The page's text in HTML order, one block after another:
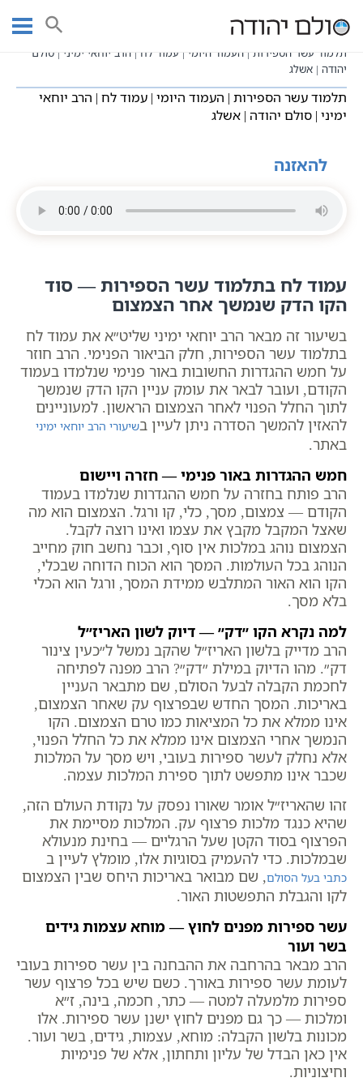
content
עמוד ראשי
שיעורי קבלה כתבי אשלג
בעל הסולם תלמוד עשר הספירות
תלמוד עשר הספירות | העמוד היומי | עמוד לח | הרב יוחאי ימיני | סולם
יהודה | אשלג
תלמוד עשר הספירות | העמוד היומי | עמוד לח | הרב יוחאי
ימיני | סולם יהודה | אשלג
להאזנה
עמוד לח בתלמוד עשר הספירות — סוד
הקו הדק שנמשך אחר הצמצום
בשיעור זה מבאר הרב יוחאי ימיני שליט״א את עמוד לח
בתלמוד עשר הספירות, חלק הביאור הפנימי. הרב חוזר
על חמש ההגדרות החשובות באור פנימי שנלמדו בעמוד
הקודם, ועובר לבאר את עומק עניין הקו הדק שנמשך
לתוך החלל הפנוי לאחר הצמצום הראשון. למעוניינים
להאזין להמשך הסדרה ניתן לעיין בשיעורי הרב יוחאי ימיני
באתר.
חמש ההגדרות באור פנימי — חזרה ויישום
הרב פותח בחזרה על חמש ההגדרות שנלמדו בעמוד
הקודם — צמצום, מסך, כלי, קו ורגל. הצמצום הוא מה
שאצל המקבל מקבץ את עצמו ואינו רוצה לקבל.
הצמצום נוהג במלכות אין סוף, וכבר נחשב חוק מחייב
הנוהג בכל העולמות. המסך הוא הכוח הדוחה שבכלי,
הקו הוא האור המתלבש ממידת המסך, ורגל הוא הכלי
בלא מסך.
למה נקרא הקו ״דק״ — דיוק לשון האריז״ל
הרב מדייק בלשון האריז״ל שהקב נמשל ל״כעין צינור
דק״. מהו הדיוק במילת ״דק״? הרב מפנה לפתיחה
לחכמת הקבלה לבעל הסולם, שם מתבאר העניין
באריכות. המסך החדש שבפרצוף עק שאחר הצמצום,
אינו ממלא את כל המציאות כמו טרם הצמצום. הקו
הנמשך אחרי הצמצום אינו ממלא את כל החלל הפנוי,
אלא נחלק לעשר ספירות בעובי, ויש מסך על המלכות
שכבר אינו מתפשט לתוך ספירת המלכות עצמה.
זהו שהאריז״ל אומר שאורו נפסק על נקודת העולם הזה,
שהיא כנגד מלכות פרצוף עק. המלכות מסיימת את
הפרצוף בסוד הקטן שעל הרגליים — בחינת מנעולא
שבמלכות. כדי להעמיק בסוגיות אלו, מומלץ לעיין ב
כתבי בעל הסולם, שם מבואר באריכות היחס שבין הצמצום
לקו והגבלת התפשטות האור.
עשר ספירות מפנים לחוץ — מוחא עצמות גידים
בשר ועור
הרב מבאר בהרחבה את ההבחנה בין עשר ספירות בעובי
לעומת עשר ספירות באורך. כשם שיש בכל פרצוף עשר
ספירות מלמעלה למטה — כתר, חכמה, בינה, ז״א
ומלכות — כך גם מפנים לחוץ ישנן עשר ספירות. אלו
מכונות בלשון הקבלה: מוחא, עצמות, גידים, בשר ועור.
אין כאן הבדל של עליון ותחתון, אלא של פנימיות
וחיצוניות.